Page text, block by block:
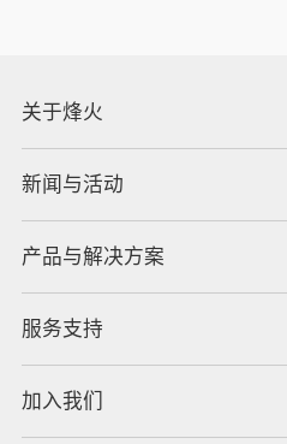
关于烽火
新闻与活动
产品与解决方案
服务支持
加入我们